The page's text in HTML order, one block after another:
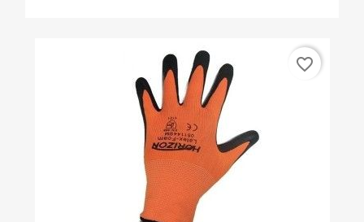
favorite_border